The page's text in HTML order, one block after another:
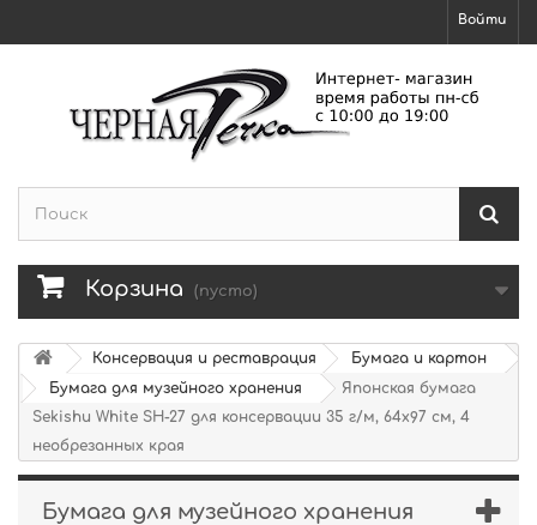
Войти
Корзина (пусто)
Консервация и реставрация
Бумага и картон
Бумага для музейного хранения
Японская бумага
Sekishu White SH-27 для консервации 35 г/м, 64х97 см, 4
необрезанных края
Бумага для музейного хранения